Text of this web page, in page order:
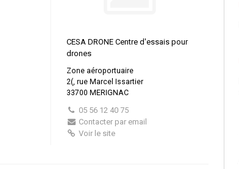
CESA DRONE Centre d'essais pour
drones
Zone aéroportuaire
2(, rue Marcel Issartier
33700 MERIGNAC
05 56 12 40 75
Contacter par email
Voir le site